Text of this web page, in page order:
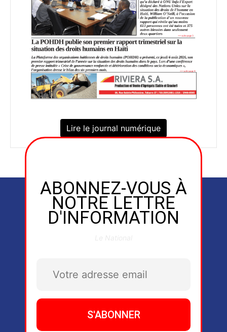
Lire le journal numérique
ABONNEZ-VOUS À
NOTRE LETTRE
D'INFORMATION